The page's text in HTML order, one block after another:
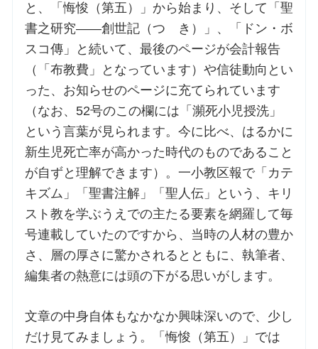
と、「悔悛（第五）」から始まり、そして「聖
書之研究――創世記（つゞき）」、「ドン・ボ
スコ傳」と続いて、最後のページが会計報告
（「布教費」となっています）や信徒動向とい
った、お知らせのページに充てられています
（なお、52号のこの欄には「瀕死小児授洗」
という言葉が見られます。今に比べ、はるかに
新生児死亡率が高かった時代のものであること
が自ずと理解できます）。一小教区報で「カテ
キズム」「聖書注解」「聖人伝」という、キリ
スト教を学ぶうえでの主たる要素を網羅して毎
号連載していたのですから、当時の人材の豊か
さ、層の厚さに驚かされるとともに、執筆者、
編集者の熱意には頭の下がる思いがします。
文章の中身自体もなかなか興味深いので、少し
だけ見てみましょう。「悔悛（第五）」では